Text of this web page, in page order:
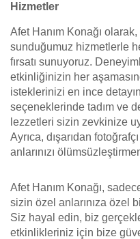
Hizmetler
Afet Hanım Konağı
sunduğumuz hizmetlerle
fırsatı sunuyoruz.
etkinliğinizin her
isteklerinizi en ince
seçeneklerinde tadım ve
lezzetleri sizin zevkinize
Ayrıca, dışarıdan
anlarınızı
Afet Hanım Konağı,
sizin özel anlarınıza özel
Siz hayal edin, biz
etkinlikleriniz için bize